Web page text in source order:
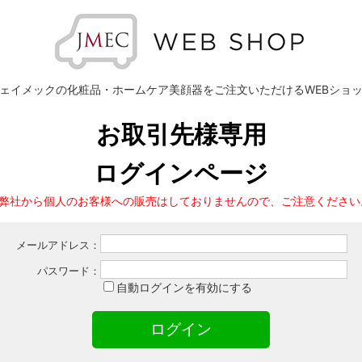
イメックの化粧品・ホームケア美顔器をご注文いただけるWEBショ
お取引先様専用
ログインページ
社から個人のお客様への販売はしておりませんので、ご注意くださ
メールアドレス：
パスワード：
自動ログインを有効にする